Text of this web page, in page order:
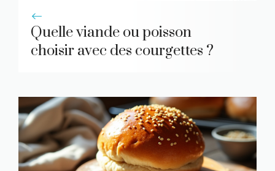
Quelle viande ou poisson
choisir avec des courgettes ?